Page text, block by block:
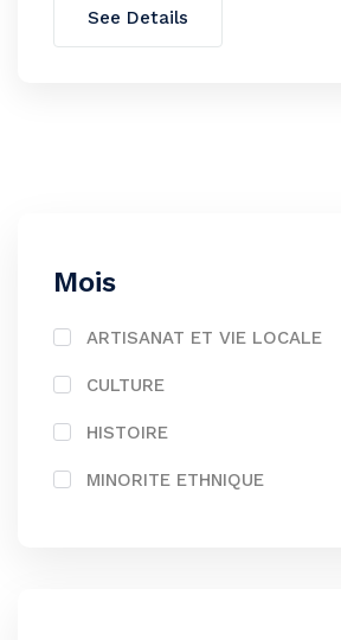
See Details
Mois
ARTISANAT ET VIE LOCALE
CULTURE
HISTOIRE
MINORITE ETHNIQUE